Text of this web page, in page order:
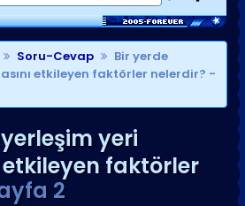
Soru-Cevap
Bir yerde
etkileyen faktörler nelerdir? -
yeri
etkileyen faktörler
2